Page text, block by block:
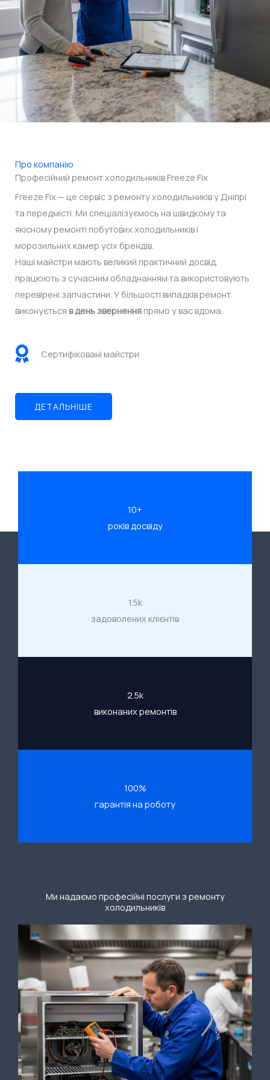
Про компанію
Професійний ремонт холодильників Freeze Fix
Freeze Fix — це сервіс з ремонту холодильників у Дніпрі
та передмісті. Ми спеціалізуємось на швидкому та
якісному ремонті побутових холодильників і
морозильних камер усіх брендів.
Наші майстри мають великий практичний досвід,
працюють з сучасним обладнанням та використовують
перевірені запчастини. У більшості випадків ремонт
виконується в день звернення прямо у вас вдома.
Сертифіковані майстри
ДЕТАЛЬНІШЕ
10+
років досвіду
1.5k
задоволених клієнтів
2.5k
виконаних ремонтів
100%
гарантія на роботу
Ми надаємо професійні послуги з ремонту
холодильників